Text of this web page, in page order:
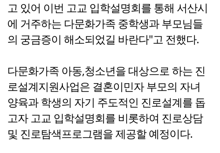
고 있어 이번 고교 입학설명회를 통해 서산시
에 거주하는 다문화가족 중학생과 부모님들
의 궁금증이 해소되었길 바란다"고 전했다.
다문화가족 아동,청소년을 대상으로 하는 진
로설계지원사업은 결혼이민자 부모의 자녀
양육과 학생의 자기 주도적인 진로설계를 돕
고자 고교 입학설명회를 비롯하여 진로상담
및 진로탐색프로그램을 제공할 예정이다.